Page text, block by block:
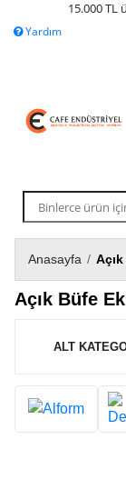
15.000 TL
Yardım
Anasayfa /
Açık Büfe
ALT